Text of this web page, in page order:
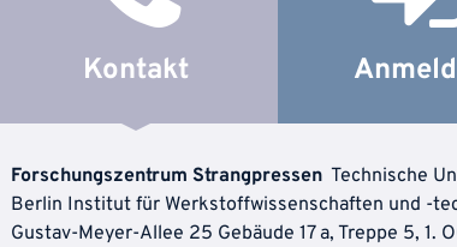
Kontakt
Forschungszentrum Strangpressen Technische
Berlin Institut für Werkstoffwissenschaften und -
Gustav-Meyer-Allee 25 Gebäude 17 a, Treppe 5, 1.